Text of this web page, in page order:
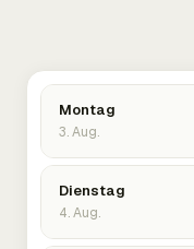
Montag
3. Aug.
Dienstag
4. Aug.